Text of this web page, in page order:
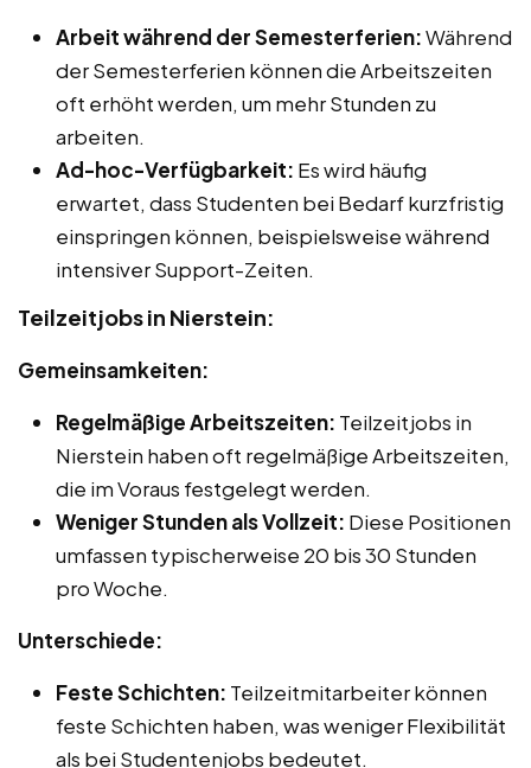
Arbeit während der Semesterferien:Während
der Semesterferien können die Arbeitszeiten
oft erhöht werden, um mehr Stunden zu
arbeiten.
Ad-hoc-Verfügbarkeit: Es wird häufig
erwartet, dass Studenten bei Bedarf kurzfristig
einspringen können, beispielsweise während
intensiver Support-Zeiten.
Teilzeitjobs in Nierstein:
Gemeinsamkeiten:
Regelmäßige Arbeitszeiten: Teilzeitjobs in
Nierstein haben oft regelmäßige Arbeitszeiten,
die im Voraus festgelegt werden.
Weniger Stunden als Vollzeit: Diese Positionen
umfassen typischerweise 20 bis 30 Stunden
pro Woche.
Unterschiede:
Feste Schichten: Teilzeitmitarbeiter können
feste Schichten haben, was weniger Flexibilität
als bei Studentenjobs bedeutet.